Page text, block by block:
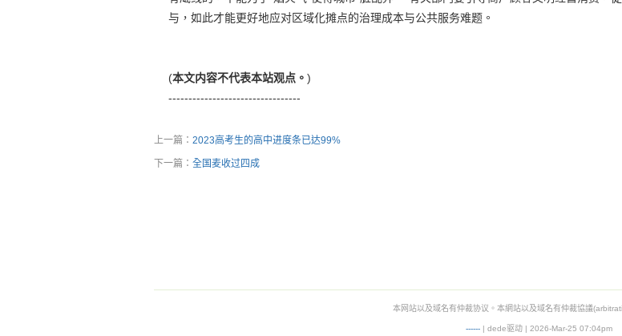
与，如此才能更好地应对区域化摊点的治理成本与公共服务难题。
(本文内容不代表本站观点。 )
---------------------------------
上一篇： 2023高考生的高中进度条已达99%
下一篇： 全国麦收过四成
本网站以及域名有仲裁协议。本網站以及域名有仲裁協議
------| dede驱动 | 2026-Mar-25 07:04pm